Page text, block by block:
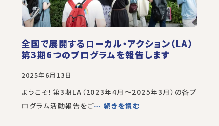
全国で展開するローカル・アクション（LA）
第3期6つのプログラムを報告します
2025年6月13日
ようこそ！第3期LA（2023年4月～2025年3月）の各プ
ログラム活動報告をご… 続きを読む